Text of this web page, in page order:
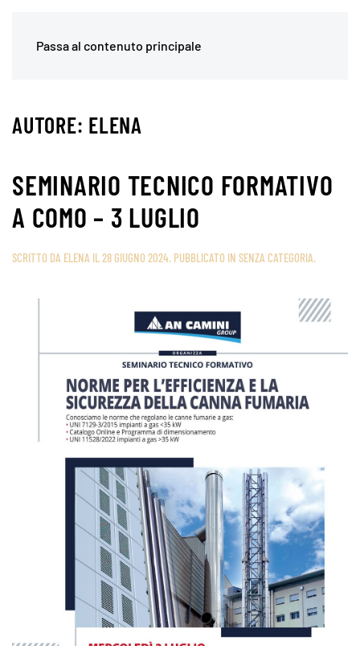
Passa al contenuto principale
AUTORE: ELENA
SEMINARIO TECNICO FORMATIVO
A COMO – 3 LUGLIO
SCRITTO DA ELENA IL28 GIUGNO 2024. PUBBLICATO IN SENZA CATEGORIA.